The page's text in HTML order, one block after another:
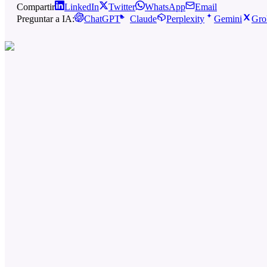
Compartir LinkedIn Twitter WhatsApp
Email
Preguntar a IA:
ChatGPT Claude Perplexity Gemini